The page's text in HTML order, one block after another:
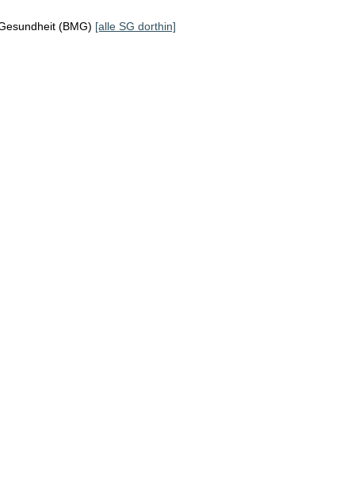
(BMG) [alle SG dorthin]